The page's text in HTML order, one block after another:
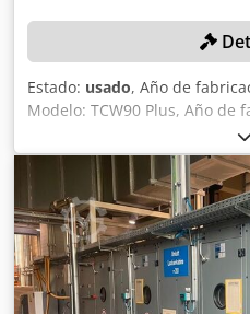
Estado: usado, Año de
Modelo: TCW90 Plus, Año de
serie: 18026, Potencia de
refrigeración: 164 kW,
+++ Atención: ¡Este equipo
línea! +++